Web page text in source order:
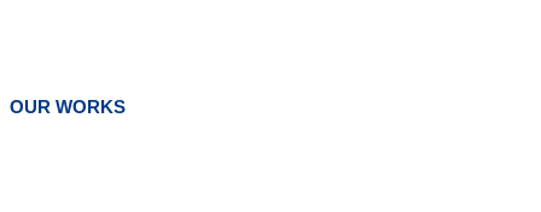
OUR WORKS